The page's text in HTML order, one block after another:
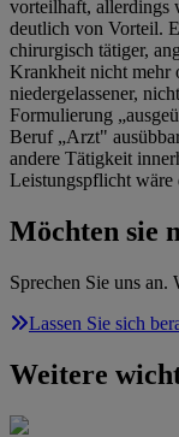
vorteilhaft, allerdings
deutlich von Vorteil.
chirurgisch tätiger,
Krankheit nicht mehr
niedergelassener,
Formulierung
Beruf „Arzt"
andere Tätigkeit
Leistungspflicht wäre
Möchten sie
Sprechen Sie uns an.
Lassen Sie sich
Weitere